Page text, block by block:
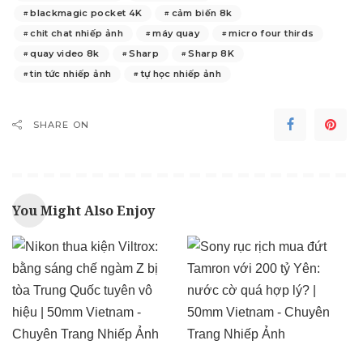
blackmagic pocket 4K
cảm biến 8k
chit chat nhiếp ảnh
máy quay
micro four thirds
quay video 8k
Sharp
Sharp 8K
tin tức nhiếp ảnh
tự học nhiếp ảnh
SHARE ON
You Might Also Enjoy